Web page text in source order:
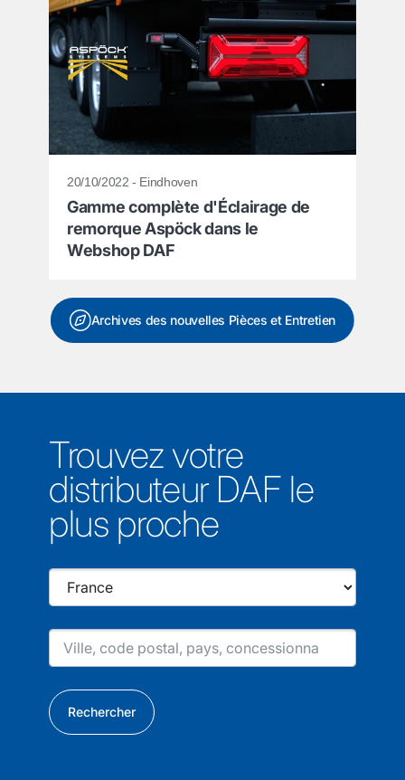
20/10/2022 - Eindhoven
Gamme complète d'Éclairage de
remorque Aspöck dans le
Webshop DAF
Archives des nouvelles Pièces et Entretien
Trouvez votre
distributeur DAF le
plus proche
Rechercher